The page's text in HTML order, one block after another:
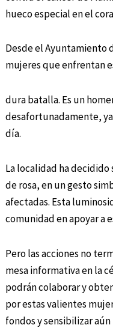
hueco especial en el
Desde el Ayuntamiento
mujeres que enfrentan
dura batalla. Es un
desafortunadamente,
día.
La localidad ha decidido
de rosa, en un gesto
afectadas. Esta
comunidad en apoyar a
Pero las acciones no
mesa informativa en la
podrán colaborar y
por estas valientes
fondos y sensibilizar aún